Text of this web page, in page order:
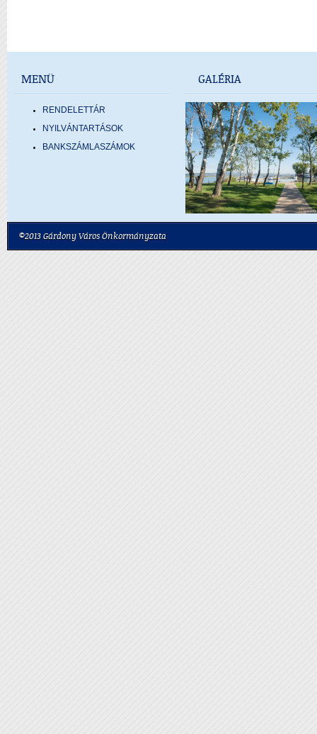
MENÜ
RENDELETTÁR
NYILVÁNTARTÁSOK
BANKSZÁMLASZÁMOK
GALÉRIA
©2013 Gárdony Város Önkormányzata